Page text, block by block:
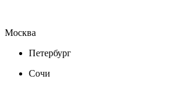
Москва
Петербург
Сочи